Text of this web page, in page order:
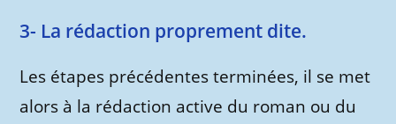
3- La rédaction proprement dite.
Les étapes précédentes terminées, il se met
alors à la rédaction active du roman ou du